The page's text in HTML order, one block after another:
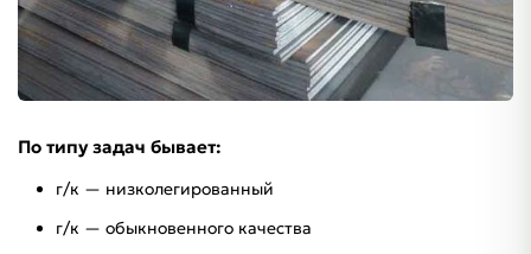
По типу задач бывает:
г/к — низколегированный
г/к — обыкновенного качества